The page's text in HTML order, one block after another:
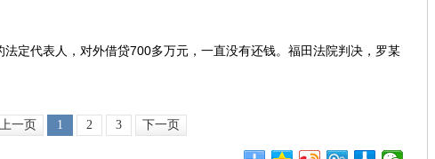
定代表人，对外借贷700多万元，一直没有还钱。福田法院判决，罗某
上一页 1 2 3 下一页